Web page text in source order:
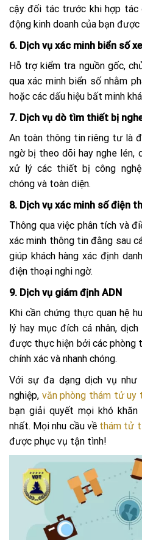
cậy đối tác trước khi hợp tác
động kinh doanh của bạn được
6. Dịch vụ xác minh biển số xe
Hỗ trợ kiểm tra nguồn gốc,
qua xác minh biển số nhằm
hoặc các dấu hiệu bất minh
7. Dịch vụ dò tìm thiết bị
An toàn thông tin riêng tư là
ngờ bị theo dõi hay nghe lén,
xử lý các thiết bị công
chóng và toàn diện.
8. Dịch vụ xác minh số điện
Thông qua việc phân tích và
xác minh thông tin đằng sau
giúp khách hàng xác định
điện thoại nghi ngờ.
9. Dịch vụ giám định ADN
Khi cần chứng thực quan hệ
lý hay mục đích cá nhân,
được thực hiện bởi các phòng
chính xác và nhanh chóng.
Với sự đa dạng dịch vụ
nghiệp, văn phòng thám tử uy
bạn giải quyết mọi khó
nhất. Mọi nhu cầu về thám tử
được phục vụ tận tình!